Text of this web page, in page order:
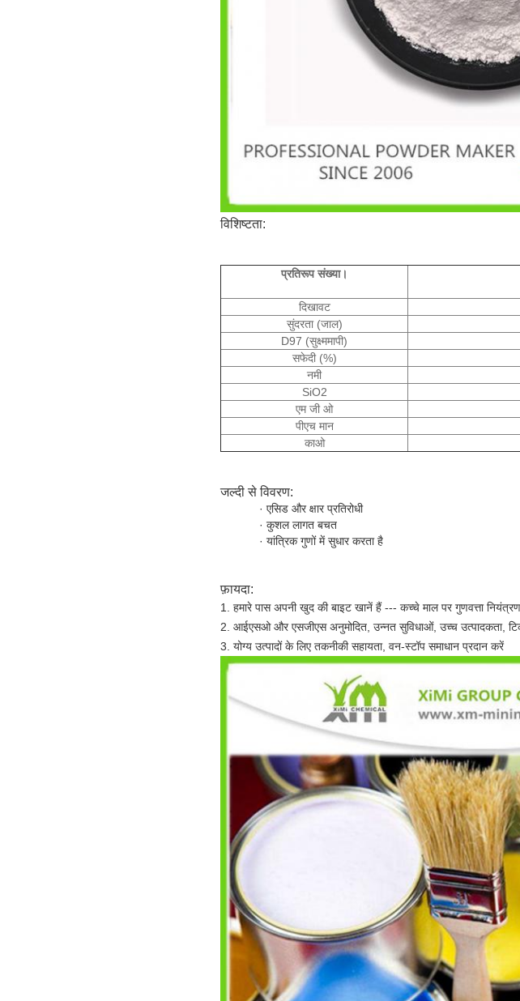
विशिष्टता:
प्रतिरूप संख्या।
दिखावट
सुंदरता (जाल)
D97 (सुक्ष्ममापी)
सफेदी (%)
नमी
SiO2
एम जी ओ
पीएच मान
काओ
जल्दी से विवरण:
· एसिड और क्षार प्रतिरोधी
· कुशल लागत बचत
· यांत्रिक गुणों में सुधार करता है
फ़ायदा:
1. हमारे पास अपनी खुद की बाइट खानें हैं --- कच्चे माल पर गुणवत्ता
2. आईएसओ और एसजीएस अनुमोदित, उन्नत सुविधाओं, उच्च उत्पादकता,
3. योग्य उत्पादों के लिए तकनीकी सहायता, वन-स्टॉप समाधान प्रदान करें